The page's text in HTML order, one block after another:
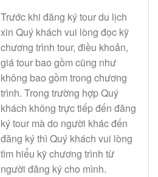
Trước khi đăng ký tour du lịch
xin Quý khách vui lòng đọc kỹ
chương trình tour, điều khoản,
giá tour bao gồm cũng như
không bao gồm trong chương
trình. Trong trường hợp Quý
khách không trực tiếp đến đăng
ký tour mà do người khác đến
đăng ký thì Quý khách vui lòng
tìm hiểu kỹ chương trình từ
người đăng ký cho mình.